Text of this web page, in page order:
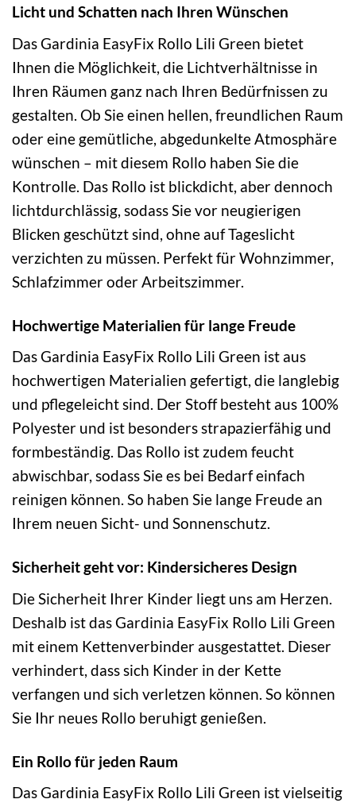
Licht und Schatten nach Ihren Wünschen
Das Gardinia EasyFix Rollo Lili Green bietet
Ihnen die Möglichkeit, die Lichtverhältnisse in
Ihren Räumen ganz nach Ihren Bedürfnissen zu
gestalten. Ob Sie einen hellen, freundlichen Raum
oder eine gemütliche, abgedunkelte Atmosphäre
wünschen – mit diesem Rollo haben Sie die
Kontrolle. Das Rollo ist blickdicht, aber dennoch
lichtdurchlässig, sodass Sie vor neugierigen
Blicken geschützt sind, ohne auf Tageslicht
verzichten zu müssen. Perfekt für Wohnzimmer,
Schlafzimmer oder Arbeitszimmer.
Hochwertige Materialien für lange Freude
Das Gardinia EasyFix Rollo Lili Green ist aus
hochwertigen Materialien gefertigt, die langlebig
und pflegeleicht sind. Der Stoff besteht aus 100%
Polyester und ist besonders strapazierfähig und
formbeständig. Das Rollo ist zudem feucht
abwischbar, sodass Sie es bei Bedarf einfach
reinigen können. So haben Sie lange Freude an
Ihrem neuen Sicht- und Sonnenschutz.
Sicherheit geht vor: Kindersicheres Design
Die Sicherheit Ihrer Kinder liegt uns am Herzen.
Deshalb ist das Gardinia EasyFix Rollo Lili Green
mit einem Kettenverbinder ausgestattet. Dieser
verhindert, dass sich Kinder in der Kette
verfangen und sich verletzen können. So können
Sie Ihr neues Rollo beruhigt genießen.
Ein Rollo für jeden Raum
Das Gardinia EasyFix Rollo Lili Green ist vielseitig